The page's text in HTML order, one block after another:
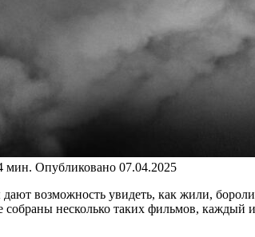
мин. Опубликовано 07.04.2025
возможность увидеть, как жили,
собраны несколько таких фильмов,